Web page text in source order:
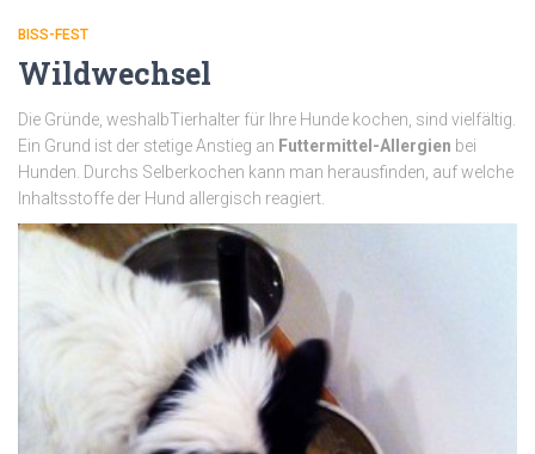
BISS-FEST
Wildwechsel
Die Gründe, weshalbTierhalter für Ihre Hunde kochen, sind vielfältig.
Ein Grund ist der stetige Anstieg an Futtermittel-Allergien bei
Hunden. Durchs Selberkochen kann man herausfinden, auf welche
Inhaltsstoffe der Hund allergisch reagiert.